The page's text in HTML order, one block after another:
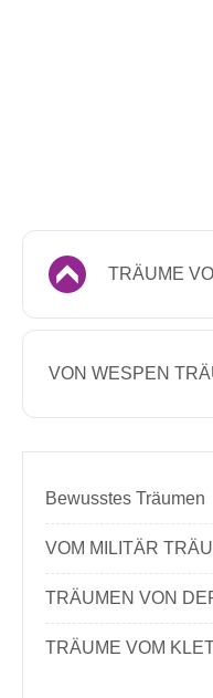
TRÄUME
VON WESPEN
Bewusstes Träumen
VOM MILITÄR
TRÄUMEN VON
TRÄUME VOM